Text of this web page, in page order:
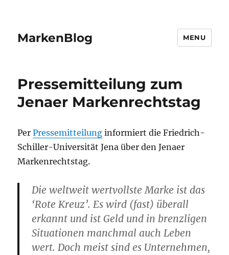
MarkenBlog MENU
Pressemitteilung zum
Jenaer Markenrechtstag
PerPressemitteilung informiert die Friedrich-
Schiller-Universität Jena über den Jenaer
Markenrechtstag.
Die weltweit wertvollste Marke ist das
‘Rote Kreuz’. Es wird (fast) überall
erkannt und ist Geld und in brenzligen
Situationen manchmal auch Leben
wert. Doch meist sind es Unternehmen,